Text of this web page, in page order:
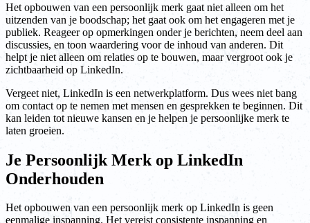
Het opbouwen van een persoonlijk merk gaat niet alleen om het
uitzenden van je boodschap; het gaat ook om het engageren met je
publiek. Reageer op opmerkingen onder je berichten, neem deel aan
discussies, en toon waardering voor de inhoud van anderen. Dit
helpt je niet alleen om relaties op te bouwen, maar vergroot ook je
zichtbaarheid op LinkedIn.
Vergeet niet, LinkedIn is een netwerkplatform. Dus wees niet bang
om contact op te nemen met mensen en gesprekken te beginnen. Dit
kan leiden tot nieuwe kansen en je helpen je persoonlijke merk te
laten groeien.
Je Persoonlijk Merk op LinkedIn
Onderhouden
Het opbouwen van een persoonlijk merk op LinkedIn is geen
eenmalige inspanning. Het vereist consistente inspanning en